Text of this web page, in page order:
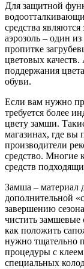
Для защитной
средства
аэрозоль – один
пропитке
цветовых
поддержания
обуви.
Если вам нужно
требуется более
цвету замши.
магазинах, где вы
производители
средство. Многие
средств
Замша – материал
дополнительной
завершению
чистить замшевые
как положить
нужно тщательно
процедуры с клеем
специальных